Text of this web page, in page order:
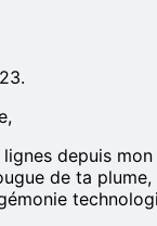
lignes depuis
de ta